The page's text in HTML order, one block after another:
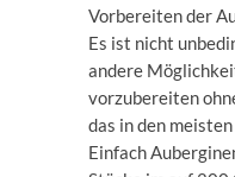
Vorbereiten der
Es ist nicht
andere
vorzubereiten
das in den
Einfach